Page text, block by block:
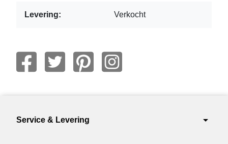
Levering: Verkocht
Service & Levering arrow_drop_down